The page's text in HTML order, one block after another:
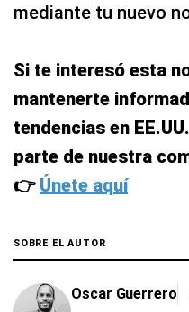
mediante tu nuevo
Si te interesó esta
mantenerte
tendencias en
parte de nuestra
👉 Únete aquí
SOBRE EL AUTOR
Oscar Guerrero